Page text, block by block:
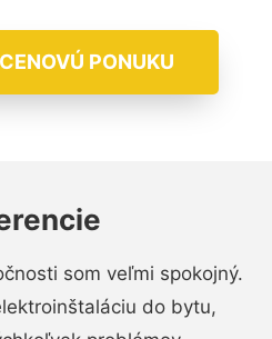
PONUKU
som veľmi spokojný.
do bytu,